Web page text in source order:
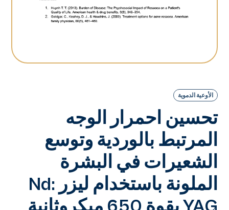
الأوعية الدموية
تحسين احمرار الوجه
المرتبط بالوردية وتوسع
الشعيرات في البشرة
الملونة باستخدام ليزر Nd: